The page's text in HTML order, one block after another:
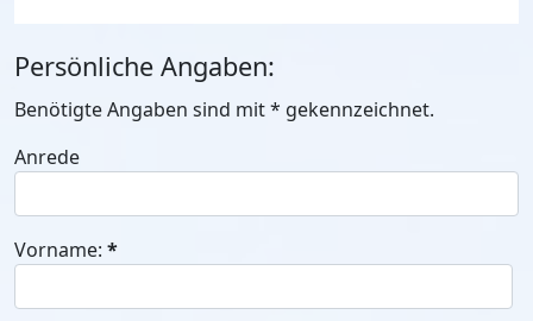
Persönliche Angaben:
Benötigte Angaben sind mit* gekennzeichnet.
Anrede
Vorname: *